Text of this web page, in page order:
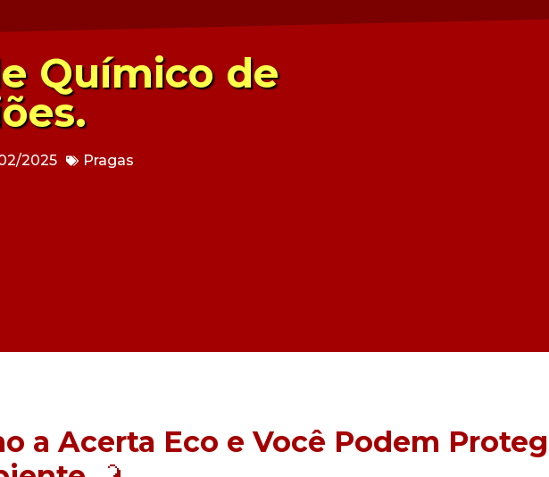
Químico de
2025 Pragas
a Acerta Eco e Você Podem